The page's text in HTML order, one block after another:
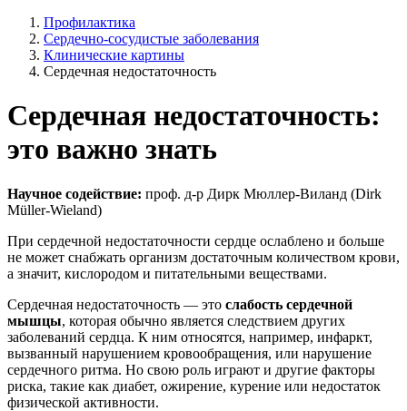
Профилактика
Сердечно-сосудистые заболевания
Клинические картины
Сердечная недостаточность
Сердечная недостаточность:
это важно знать
Научное содействие: проф. д-р Дирк Мюллер-Виланд (Dirk
Müller-Wieland)
При сердечной недостаточности сердце ослаблено и больше
не может снабжать организм достаточным количеством крови,
а значит, кислородом и питательными веществами.
Сердечная недостаточность — это слабость сердечной
мышцы, которая обычно является следствием других
заболеваний сердца. К ним относятся, например, инфаркт,
вызванный нарушением кровообращения, или нарушение
сердечного ритма. Но свою роль играют и другие факторы
риска, такие как диабет, ожирение, курение или недостаток
физической активности.